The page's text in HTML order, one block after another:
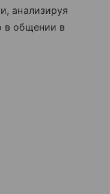
анализируя
в общении в